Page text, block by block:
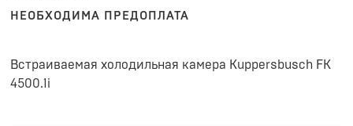
НЕОБХОДИМА ПРЕДОПЛАТА
Встраиваемая холодильная камера Kuppersbusch FK
4500.1i